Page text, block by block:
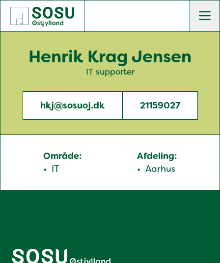
SOSU Østjylland | Gør dig klogere på livet
Henrik Krag Jensen
IT supporter
hkj@sosuoj.dk 21159027
Område:
IT
Afdeling:
Aarhus